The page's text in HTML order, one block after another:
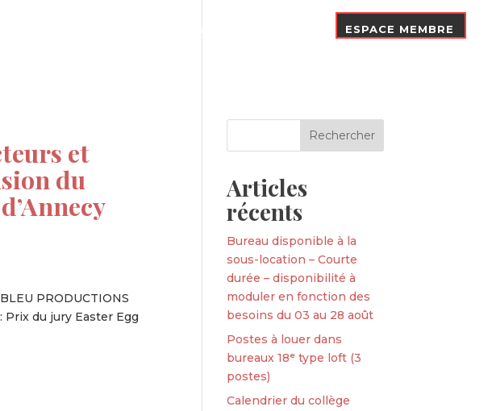
Nos Adhérents ESPACE MEMBRE
et
du
PRODUCTIONS
Prix du jury Easter Egg
Articles
récents
Bureau disponible à la
sous-location – Courte
durée – disponibilité à
moduler en fonction des
besoins du 03 au 28 août
Postes à louer dans
bureaux 18ᵉ type loft (3
postes)
Calendrier du collège